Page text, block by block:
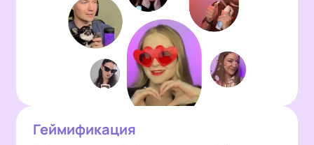
Геймификация